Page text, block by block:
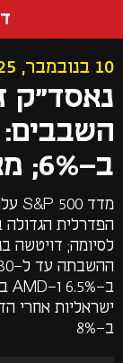
ב-6%; מאנדיי מחקה 12%
הפדרלית
לסיומה; דויטשה
ב-8%
10 בנובמבר, 2025